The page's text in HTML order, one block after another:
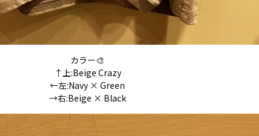
カラー🎨
↑上:Beige Crazy
←左:Navy × Green
→右:Beige × Black